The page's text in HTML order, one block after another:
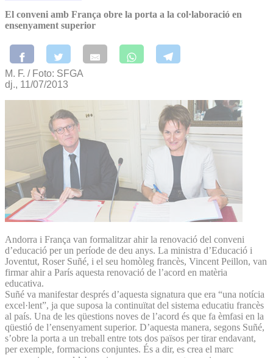
El conveni amb França obre la porta a la col·laboració en
ensenyament superior
M. F. / Foto: SFGA
dj., 11/07/2013
Andorra i França van formalitzar ahir la renovació del conveni
d’educació per un període de deu anys. La ministra d’Educació i
Joventut, Roser Suñé, i el seu homòleg francès, Vincent Peillon, van
firmar ahir a París aquesta renovació de l’acord en matèria
educativa.
Suñé va manifestar després d’aquesta signatura que era “una notícia
excel·lent”, ja que suposa la continuïtat del sistema educatiu francès
al país. Una de les qüestions noves de l’acord és que fa èmfasi en la
qüestió de l’ensenyament superior. D’aquesta manera, segons Suñé,
s’obre la porta a un treball entre tots dos països per tirar endavant,
per exemple, formacions conjuntes. És a dir, es crea el marc